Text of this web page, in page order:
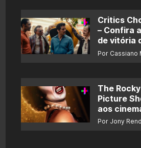
Critics
– Confira
de vitória
Moura e
Por Cassiano
The
Picture
aos
novembro
Por Jony